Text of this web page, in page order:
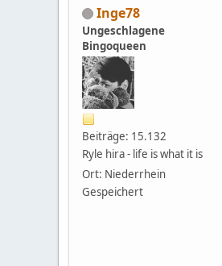
Inge78
Ungeschlagene
Bingoqueen
Beiträge: 15.132
Ryle hira - life is what it is
Ort: Niederrhein
Gespeichert